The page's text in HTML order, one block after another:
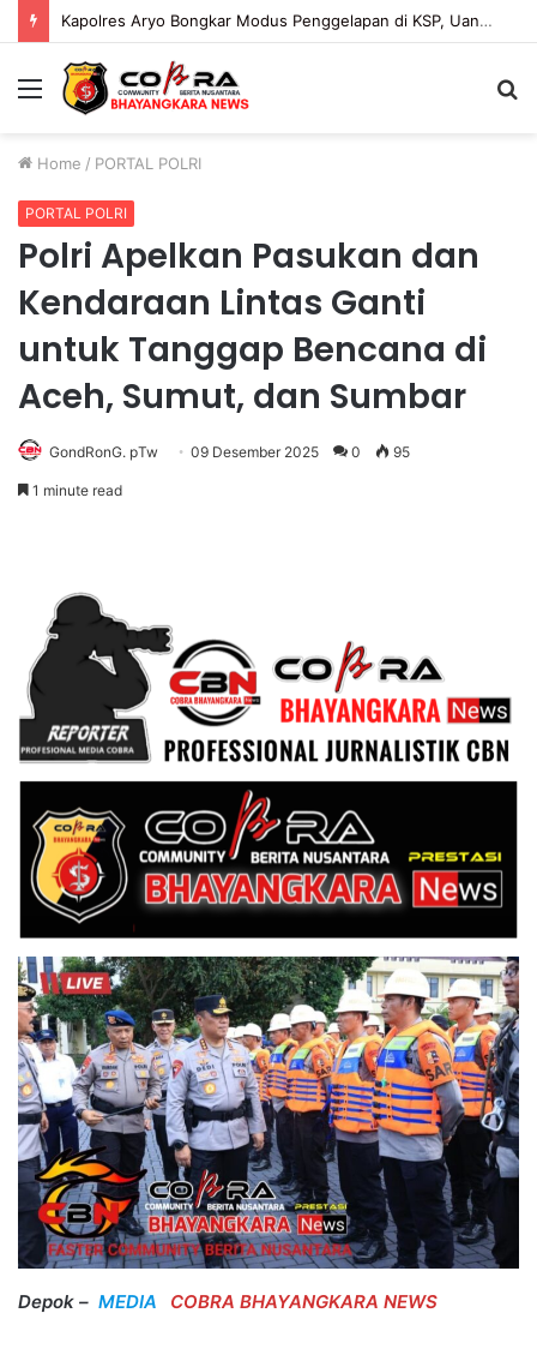
Kapolres Aryo Bongkar Modus Penggelapan di KSP, Uang Angsuran Nasabah Raib Ratusan Juta Rupiah
Menu
Home / PORTAL POLRI
PORTAL POLRI
Polri Apelkan Pasukan dan
Kendaraan Lintas Ganti
untuk Tanggap Bencana di
Aceh, Sumut, dan Sumbar
GondRonG. pTw 09 Desember 2025 0 95
1 minute read
Depok – MEDIA COBRA BHAYANGKARA NEWS